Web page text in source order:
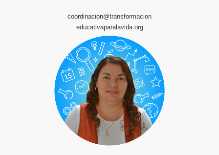
coordinacion@transformacion
educativaparalavida.org